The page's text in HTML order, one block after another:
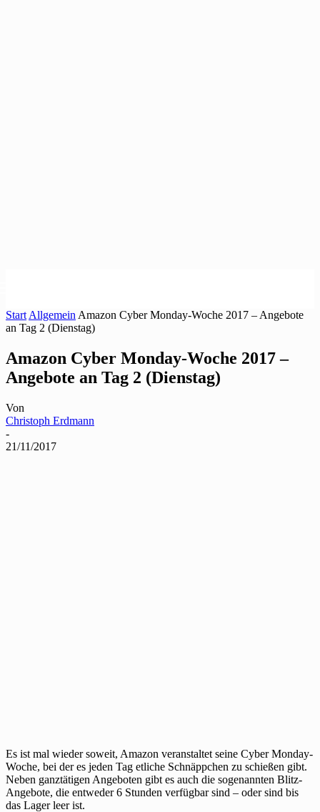
Start Allgemein Amazon Cyber Monday-Woche 2017 – Angebote
an Tag 2 (Dienstag)
Amazon Cyber Monday-Woche 2017 –
Angebote an Tag 2 (Dienstag)
Von
Christoph Erdmann
-
21/11/2017
Es ist mal wieder soweit, Amazon veranstaltet seine Cyber Monday-
Woche, bei der es jeden Tag etliche Schnäppchen zu schießen gibt.
Neben ganztätigen Angeboten gibt es auch die sogenannten Blitz-
Angebote, die entweder 6 Stunden verfügbar sind – oder sind bis
das Lager leer ist.